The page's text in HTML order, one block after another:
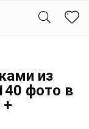
из
фото в
+